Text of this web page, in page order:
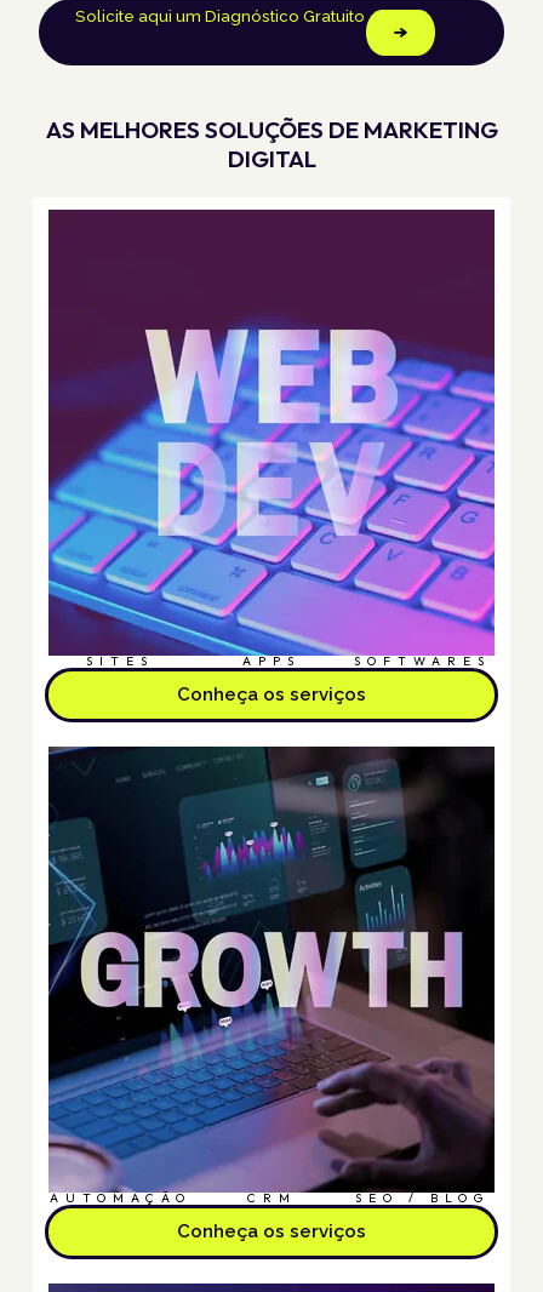
Solicite aqui um Diagnóstico Gratuito
AS MELHORES SOLUÇÕES DE MARKETING
DIGITAL
SITES APPS SOFTWARES
Conheça os serviços
AUTOMAÇÃO CRM SEO / BLOG
Conheça os serviços